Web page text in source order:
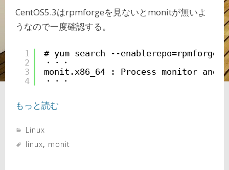
CentOS5.3はrpmforgeを見ないとmonitが無いよ
うなので一度確認する。
1
2
3
4
# yum search --enablerepo=rpmforge
・・・
monit.x86_64 : Process monitor
・・・
もっと読む
Linux
linux, monit